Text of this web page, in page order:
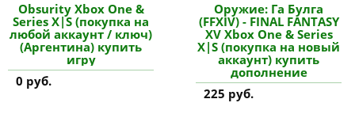
Obsurity Xbox One &
Series X|S (покупка на
любой аккаунт / ключ)
(Аргентина) купить
игру
0 руб.
Оружие: Га Булга
(FFXIV) - FINAL FANTASY
XV Xbox One & Series
X|S (покупка на новый
аккаунт) купить
дополнение
225 руб.